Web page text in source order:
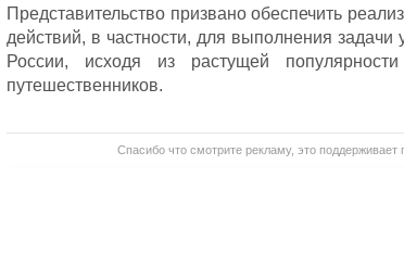
Представительство призвано обеспечить
действий, в частности, для выполнения задачи
России, исходя из растущей
путешественников.
Спасибо что смотрите рекламу, это поддерживает